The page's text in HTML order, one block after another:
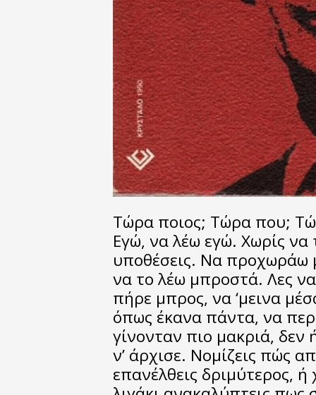
Τώρα ποιος; Τώρα που;
Εγώ, να λέω εγώ. Χωρίς
υποθέσεις. Να
να το λέω μπροστά. Λες να
πήρε μπρος, να ‘μεινα
όπως έκανα πάντα, να
γίνονταν πιο μακριά,
ν’ άρχισε. Νομίζεις πώς
επανέλθεις δριμύτερος,